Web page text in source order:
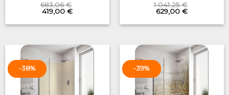
683,06€
Original
price
was:
419,00 €Current
is:
1.041,25€
Original
price
was:
629,00 €Current
is:
-38% -39%